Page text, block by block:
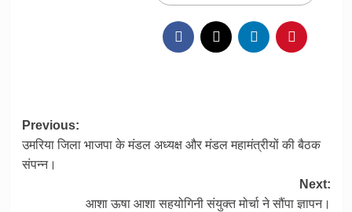
Post
navigation
Previous:
उमरिया जिला भाजपा के मंडल अध्यक्ष और मंडल महामंत्रीयों की बैठक
संपन्न।
Next:
आशा ऊषा आशा सहयोगिनी संयुक्त मोर्चा ने सौंपा ज्ञापन।